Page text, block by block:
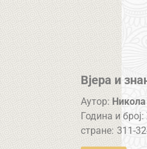
Вјера и
Аутор:
Година и број:
стране: 311-